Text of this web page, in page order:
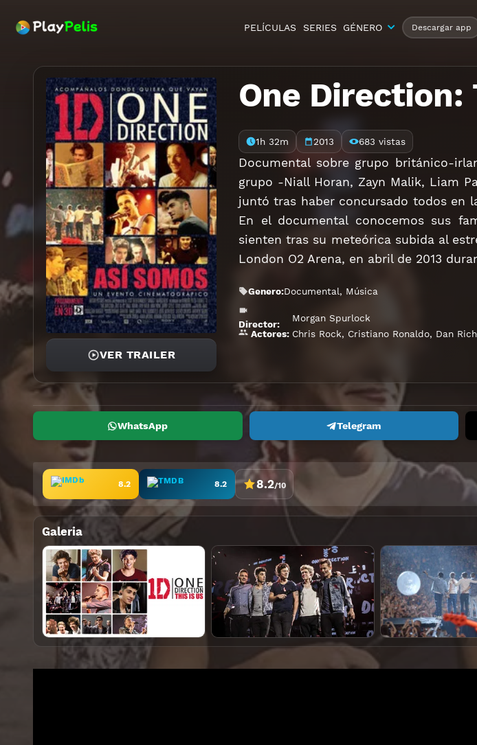
PELÍCULAS SERIES GÉNERO Descargar app
VER TRAILER
One Direction:
1h 32m 2013 683 vistas
Documental sobre grupo británico-
grupo -Niall Horan, Zayn Malik, Liam
juntó tras haber concursado todos en
En el documental conocemos sus
sienten tras su meteórica subida al
London O2 Arena, en abril de 2013
Genero:Documental, Música
Director:
Morgan Spurlock
Actores: Chris Rock, Cristiano Ronaldo, Dan
WhatsApp Telegram
8.2 8.2 8.2/10
Galeria